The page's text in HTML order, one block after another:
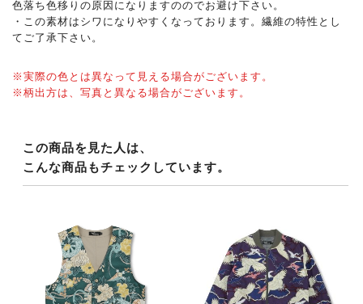
色落ち色移りの原因になりますののでお避け下さい。
・この素材はシワになりやすくなっております。繊維の特性とし
てご了承下さい。
※実際の色とは異なって見える場合がございます。
※柄出方は、写真と異なる場合がございます。
この商品を見た人は、
こんな商品もチェックしています。